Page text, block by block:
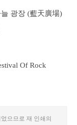
광장 (藍天廣場)
Of Rock
으므로 재 인쇄의